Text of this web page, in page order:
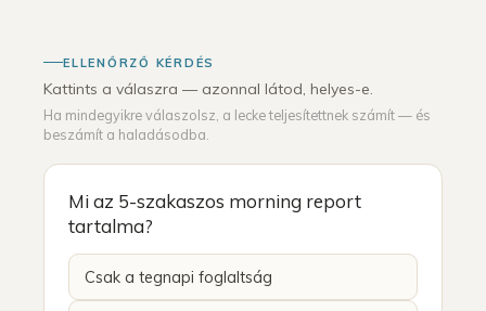
ELLENŐRZŐ KÉRDÉS
Kattints a válaszra — azonnal látod, helyes-e.
Ha mindegyikre válaszolsz, a lecke teljesítettnek számít — és
beszámít a haladásodba.
Mi az 5-szakaszos morning report
tartalma?
Csak a tegnapi foglaltság